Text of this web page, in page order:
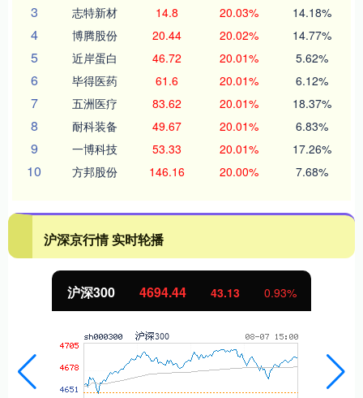
3 志特新材 14.8 20.03% 14.18%
4 博腾股份 20.44 20.02% 14.77%
5 近岸蛋白 46.72 20.01% 5.62%
6 毕得医药 61.6 20.01% 6.12%
7 五洲医疗 83.62 20.01% 18.37%
8 耐科装备 49.67 20.01% 6.83%
9 一博科技 53.33 20.01% 17.26%
10 方邦股份 146.16 20.00% 7.68%
沪深京行情 实时轮播
沪深300 4694.44 43.13 0.93%